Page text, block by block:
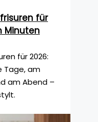
für
Minuten
für 2026:
Tage, am
am Abend –